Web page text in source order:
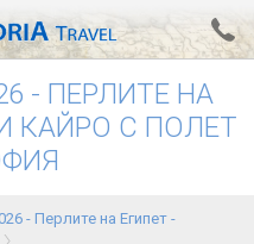
Проверка на резервация
- ПЕРЛИТЕ НА
КАЙРО С ПОЛЕТ
- Перлите на Египет -